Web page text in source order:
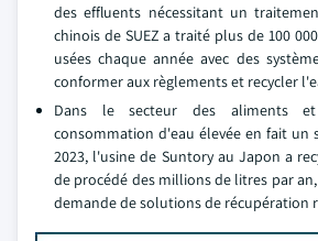
des effluents nécessitant un
chinois de SUEZ a traité plus de 100
usées chaque année avec des
conformer aux règlements et recycler
Dans le secteur des aliments
consommation d'eau élevée en fait un
2023, l'usine de Suntory au Japon a
de procédé des millions de litres par
demande de solutions de récupération